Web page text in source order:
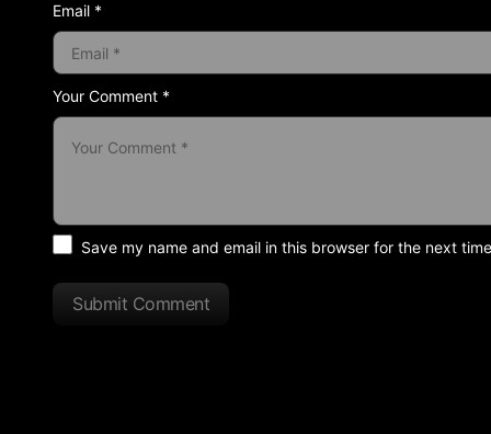
Your Comment *
Email *
Save my name and email in this browser for the next
Submit Comment